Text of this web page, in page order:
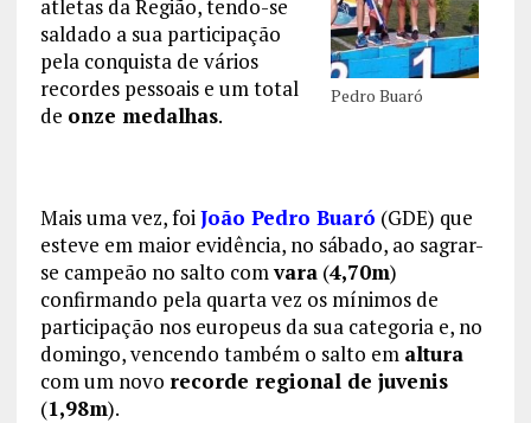
Pedro Buaró
atletas da Região, tendo-se
saldado a sua participação
pela conquista de vários
recordes pessoais e um total
de onze medalhas.
Mais uma vez, foiJoão Pedro Buaró (GDE) que
esteve em maior evidência, no sábado, ao sagrar-
se campeão no salto comvara(4,70m)
confirmando pela quarta vez os mínimos de
participação nos europeus da sua categoria e, no
domingo, vencendo também o salto em altura
com um novo recorde regional de juvenis
(1,98m).